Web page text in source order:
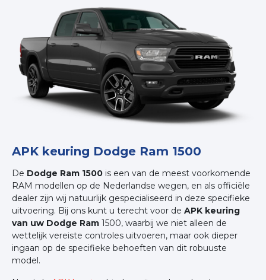
APK keuring Dodge Ram 1500
De Dodge Ram 1500 is een van de meest voorkomende
RAM modellen op de Nederlandse wegen, en als officiële
dealer zijn wij natuurlijk gespecialiseerd in deze specifieke
uitvoering. Bij ons kunt u terecht voor de APK keuring
van uw Dodge Ram 1500, waarbij we niet alleen de
wettelijk vereiste controles uitvoeren, maar ook dieper
ingaan op de specifieke behoeften van dit robuuste
model.